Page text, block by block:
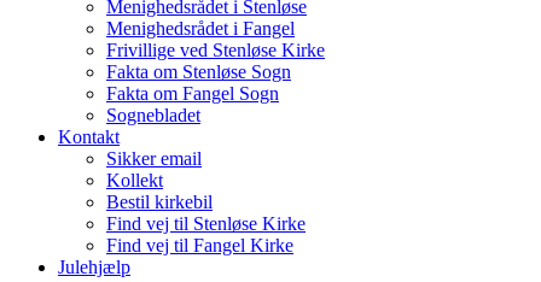
Menighedsrådet i Stenløse
Menighedsrådet i Fangel
Frivillige ved Stenløse Kirke
Fakta om Stenløse Sogn
Fakta om Fangel Sogn
Sognebladet
Kontakt
Sikker email
Kollekt
Bestil kirkebil
Find vej til Stenløse Kirke
Find vej til Fangel Kirke
Julehjælp